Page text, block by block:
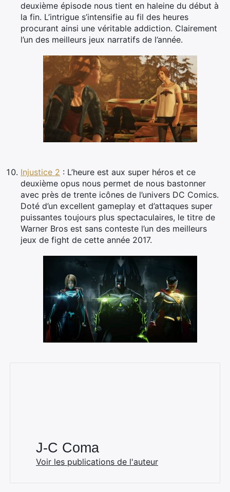
deuxième épisode nous tient en haleine du début à
la fin. L’intrigue s’intensifie au fil des heures
procurant ainsi une véritable addiction. Clairement
l’un des meilleurs jeux narratifs de l’année.
Injustice 2 : L’heure est aux super héros et ce
deuxième opus nous permet de nous bastonner
avec près de trente icônes de l’univers DC Comics.
Doté d’un excellent gameplay et d’attaques super
puissantes toujours plus spectaculaires, le titre de
Warner Bros est sans conteste l’un des meilleurs
jeux de fight de cette année 2017.
J-C Coma
Voir les publications de l'auteur